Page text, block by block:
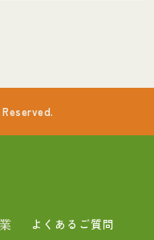
よくあるご質問